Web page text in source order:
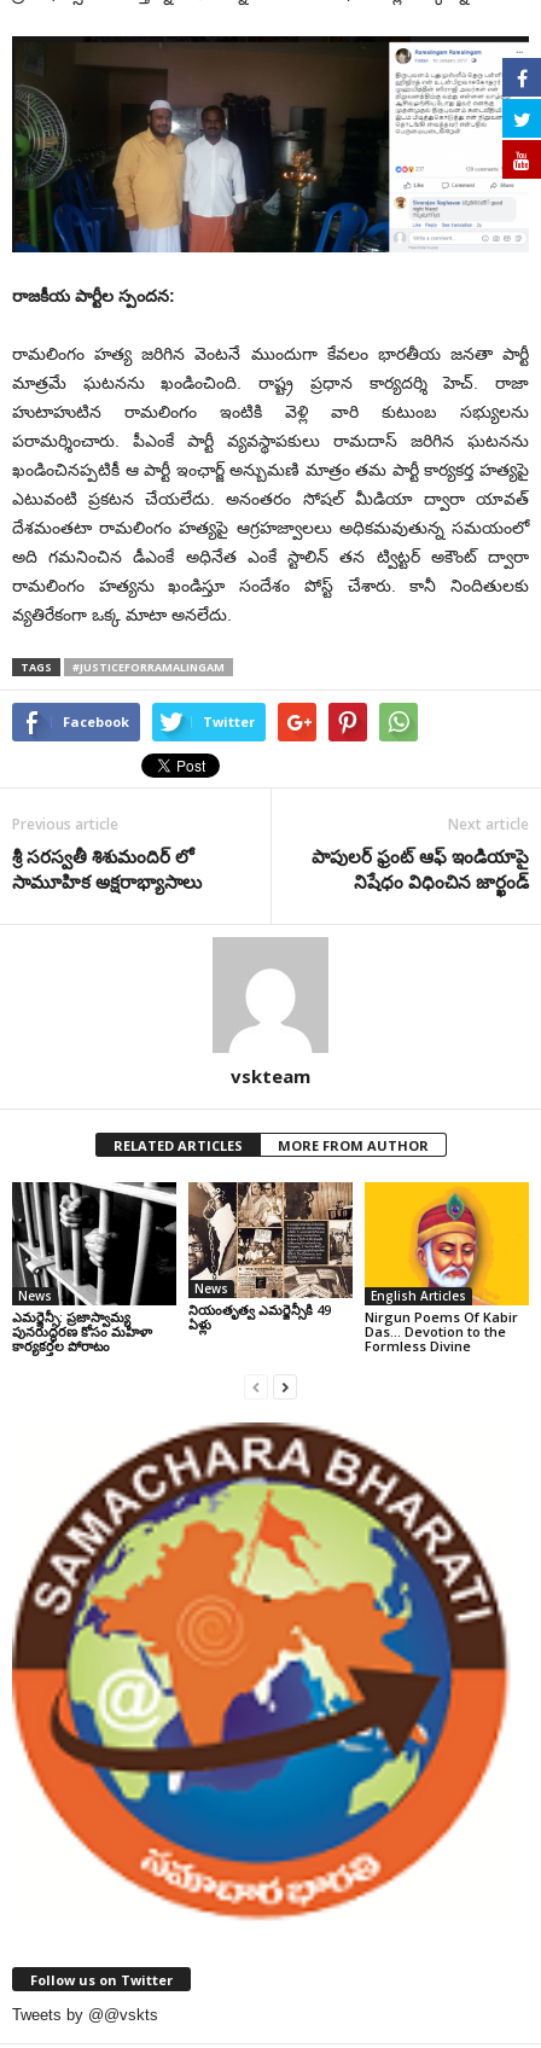
రాజకీయ పార్టీల స్పందన:
రామలింగం హత్య జరిగిన వెంటనే ముందుగా కేవలం భారతీయ జనతా పార్టీ
మాత్రమే ఘటనను ఖండించింది. రాష్ట్ర ప్రధాన కార్యదర్శి హెచ్. రాజా
హుటాహుటిన రామలింగం ఇంటికి వెళ్లి వారి కుటుంబ సభ్యులను
పరామర్శించారు. పీఎంకే పార్టీ వ్యవస్థాపకులు రామదాస్ జరిగిన ఘటనను
ఖండించినప్పటికీ ఆ పార్టీ ఇంఛార్జ్ అన్బుమణి మాత్రం తమ పార్టీ కార్యకర్త హత్యపై
ఎటువంటి ప్రకటన చేయలేదు. అనంతరం సోషల్ మీడియా ద్వారా యావత్
దేశమంతటా రామలింగం హత్యపై ఆగ్రహజ్వాలలు అధికమవుతున్న సమయంలో
అది గమనించిన డీఎంకే అధినేత ఎంకే స్టాలిన్ తన ట్విట్టర్ అకౌంట్ ద్వారా
రామలింగం హత్యను ఖండిస్తూ సందేశం పోస్ట్ చేశారు. కానీ నిందితులకు
వ్యతిరేకంగా ఒక్క మాటా అనలేదు.
TAGS #JUSTICEFORRAMALINGAM
Facebook Twitter
Previous article
శ్రీ సరస్వతీ శిశుమందిర్ లో
సామూహిక అక్షరాభ్యాసాలు
Next article
పాపులర్ ఫ్రంట్ ఆఫ్ ఇండియాపై
నిషేధం విధించిన జార్ఖండ్
vskteam
RELATED ARTICLES MORE FROM AUTHOR
News
ఎమర్జెన్సీ: ప్రజాస్వామ్య
పునరుద్ధరణ కోసం మహిళా
కార్యకర్తల పోరాటం
News
నియంతృత్వ ఎమర్జెన్సీకి 49
ఏళ్లు
English Articles
Nirgun Poems Of Kabir
Das… Devotion to the
Formless Divine
Follow us on Twitter
Tweets by @@vskts